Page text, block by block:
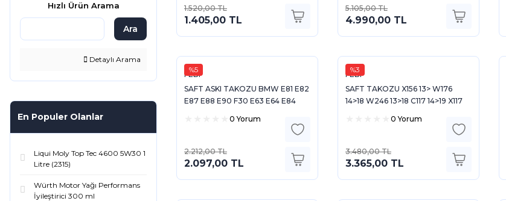
Hızlı Ürün Arama
Ara
Detaylı Arama
En Populer Olanlar
Liqui Moly Top Tec 4600 5W30 1
Litre (2315)
Würth Motor Yağı Performans
İyileştirici 300 ml
1.520,00 TL
1.405,00 TL
5.105,00 TL
4.990,00 TL
%5
FEBI
SAFT ASKI TAKOZU BMW E81 E82
E87 E88 E90 F30 E63 E64 E84
0 Yorum
2.212,00 TL
2.097,00 TL
%3
FEBI
SAFT TAKOZU X156 13> W176
14>18 W246 13>18 C117 14>19 X117
0 Yorum
3.480,00 TL
3.365,00 TL